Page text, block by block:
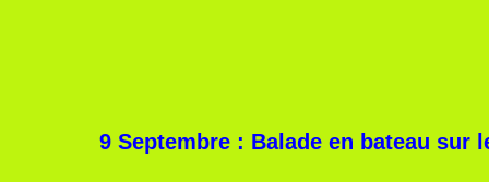
9 Septembre : Balade en bateau sur